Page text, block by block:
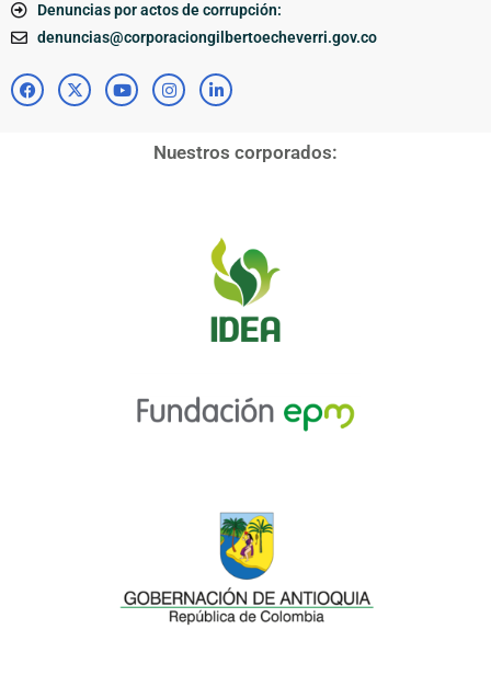
Denuncias por actos de corrupción:
denuncias@corporaciongilbertoecheverri.gov.co
Nuestros corporados: